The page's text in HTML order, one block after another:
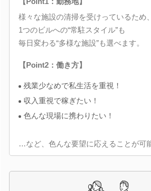
様々な施設の清掃を受けっているため、
1つのビルへの“常駐スタイル”も
毎日変わる“多様な施設”も選べます。
【Point2：働き方】
残業少なめで私生活を重視！
収入重視で稼ぎたい！
色んな現場に携わりたい！
…など、色んな要望に応えることが可